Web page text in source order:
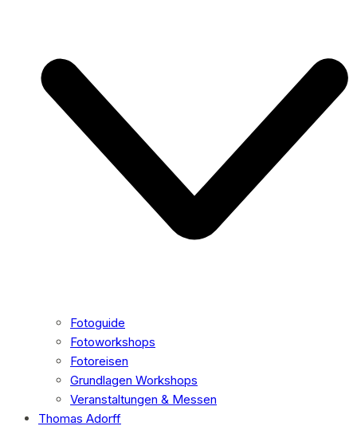
Fotoguide
Fotoworkshops
Fotoreisen
Grundlagen Workshops
Veranstaltungen & Messen
Thomas Adorff